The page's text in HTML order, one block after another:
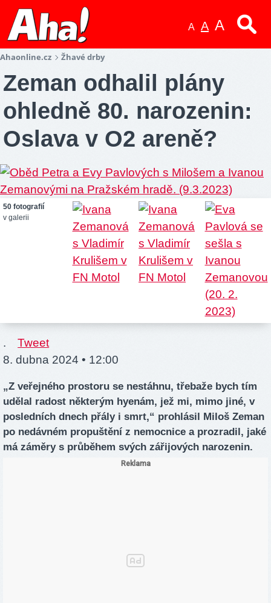
A A A
Ahaonline.cz Žhavé drby
Zeman odhalil plány
ohledně 80. narozenin:
Oslava v O2 areně?
50 fotografií
v galerii
.
Tweet
8. dubna 2024 • 12:00
„Z veřejného prostoru se nestáhnu, třebaže bych tím
udělal radost některým hyenám, jež mi, mimo jiné, v
posledních dnech přály i smrt,“ prohlásil Miloš Zeman
po nedávném propuštění z nemocnice a prozradil, jaké
má záměry s průběhem svých zářijových narozenin.